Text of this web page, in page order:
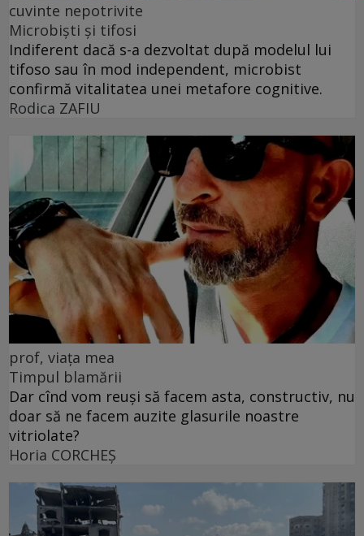
cuvinte nepotrivite
Microbiști și tifosi
Indiferent dacă s-a dezvoltat după modelul lui
tifoso sau în mod independent, microbist
confirmă vitalitatea unei metafore cognitive.
Rodica ZAFIU
prof, viața mea
Timpul blamării
Dar cînd vom reuși să facem asta, constructiv, nu
doar să ne facem auzite glasurile noastre
vitriolate?
Horia CORCHEŞ